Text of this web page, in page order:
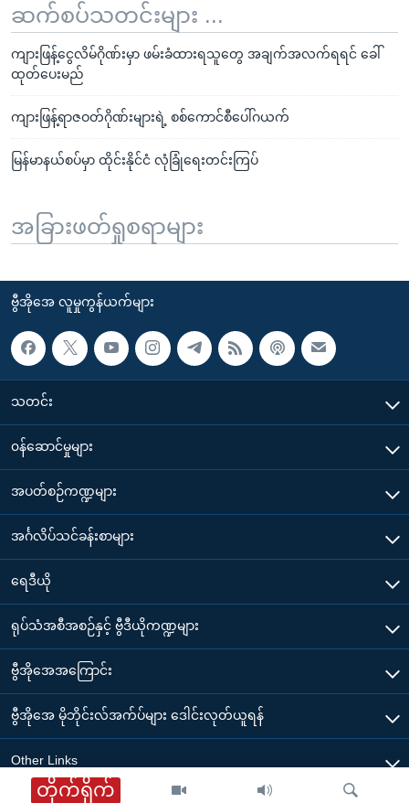
တိုက်ရိုက်
ဆက်စပ်သတင်းများ ...
ကျားဖြန့်ငွေလိမ်ဂိုဏ်းမှာ ဖမ်းခံထားရသူတွေ အချက်အလက်ရရင် ခေါ်
ထုတ်ပေးမည်
ကျားဖြန့်ရာဇဝတ်ဂိုဏ်းများရဲ့ စစ်ကောင်စီပေါ်ဂယက်
မြန်မာနယ်စပ်မှာ ထိုင်းနိုင်ငံ လုံခြုံရေးတင်းကြပ်
အခြားဖတ်ရှုစရာများ
ဗွီအိုအေ လူမှုကွန်ယက်များ
သတင်း
၀န်ဆောင်မှုများ
အပတ်စဉ်ကဏ္ဍများ
အင်္ဂလိပ်သင်ခန်းစာများ
ရေဒီယို
ရုပ်သံအစီအစဉ်နှင့် ဗွီဒီယိုကဏ္ဍများ
ဗွီအိုအေအကြောင်း
ဗွီအိုအေ မိုဘိုင်းလ်အက်ပ်များ ဒေါင်းလုတ်ယူရန်
Other Links